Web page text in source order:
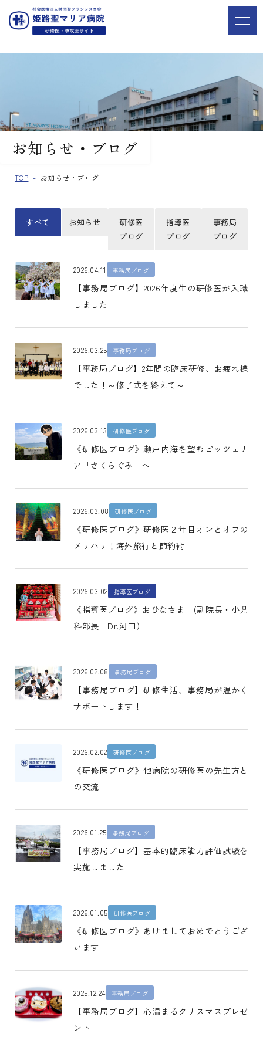
お知らせ・ブログ
TOP お知らせ・ブログ
すべて お知らせ
研修医
ブログ
指導医
ブログ
事務局
ブログ
2026.04.11 事務局ブログ
【事務局ブログ】2026年度生の研修医が入職
しました
2026.03.25 事務局ブログ
【事務局ブログ】2年間の臨床研修、お疲れ様
でした！～修了式を終えて～
2026.03.13 研修医ブログ
《研修医ブログ》瀬戸内海を望むピッツェリ
ア「さくらぐみ」へ
2026.03.08 研修医ブログ
《研修医ブログ》研修医２年目オンとオフの
メリハリ！海外旅行と節約術
2026.03.02 指導医ブログ
《指導医ブログ》おひなさま (副院長・小児
科部長 Dr.河田）
2026.02.08 事務局ブログ
【事務局ブログ】研修生活、事務局が温かく
サポートします！
2026.02.02 研修医ブログ
《研修医ブログ》他病院の研修医の先生方と
の交流
2026.01.25 事務局ブログ
【事務局ブログ】基本的臨床能力評価試験を
実施しました
2026.01.05 研修医ブログ
《研修医ブログ》あけましておめでとうござ
います
2025.12.24 事務局ブログ
【事務局ブログ】心温まるクリスマスプレゼ
ント